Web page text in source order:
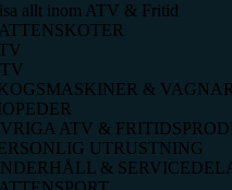
allt inom ATV & Fritid
& VAGNAR
ATV &
UTRUSTNING
&